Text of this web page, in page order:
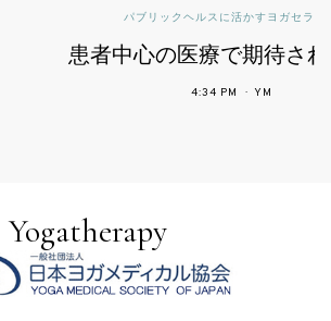
リックヘルスに活かすヨガセラピー
の医療で期待されるヨガ
Yogatherapy